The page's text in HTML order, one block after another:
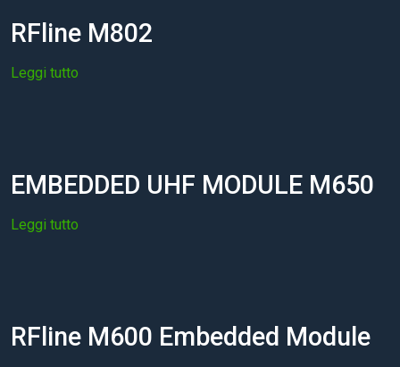
RFline M802
Leggi tutto
EMBEDDED UHF MODULE M650
Leggi tutto
RFline M600 Embedded Module